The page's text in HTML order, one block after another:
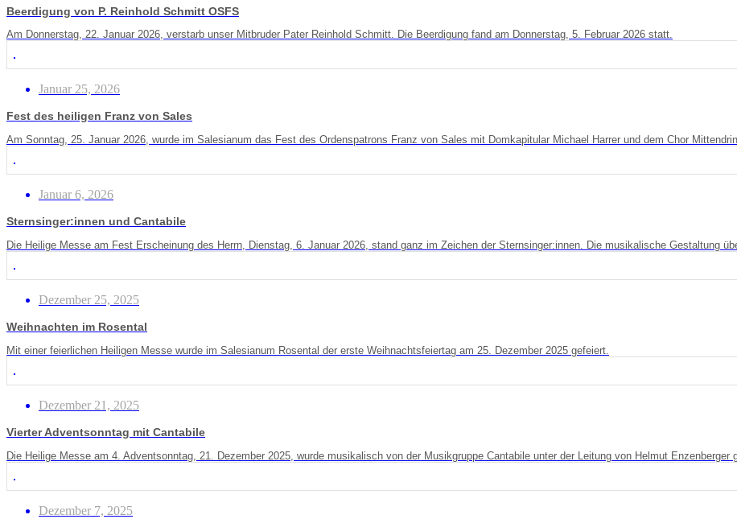
Beerdigung von P. Reinhold Schmitt OSFS
Am Donnerstag, 22. Januar 2026, verstarb unser Mitbruder Pater Reinhold Schmitt. Die Beerdigung fand am Donnerstag, 5. Februar 2026 statt.
Januar 25, 2026
Fest des heiligen Franz von Sales
Am Sonntag, 25. Januar 2026, wurde im Salesianum das Fest des Ordenspatrons Franz von Sales mit Domkapitular Michael Harrer und dem Chor
Januar 6, 2026
Sternsinger:innen und Cantabile
Die Heilige Messe am Fest Erscheinung des Herrn, Dienstag, 6. Januar 2026, stand ganz im Zeichen der Sternsinger:innen. Die musikalische Gestaltung
Dezember 25, 2025
Weihnachten im Rosental
Mit einer feierlichen Heiligen Messe wurde im Salesianum Rosental der erste Weihnachtsfeiertag am 25. Dezember 2025 gefeiert.
Dezember 21, 2025
Vierter Adventsonntag mit Cantabile
Die Heilige Messe am 4. Adventsonntag, 21. Dezember 2025, wurde musikalisch von der Musikgruppe Cantabile unter der Leitung von Helmut Enzenberger
Dezember 7, 2025